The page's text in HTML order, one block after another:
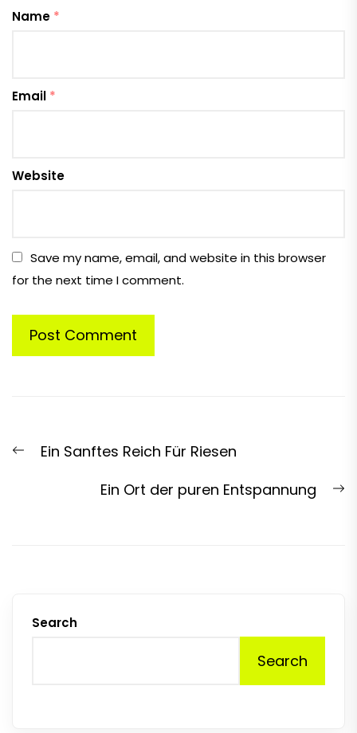
Name *
Email *
Website
Save my name, email, and website in this browser
for the next time I comment.
navigation
PreviousEin Sanftes Reich Für Riesen
Ein Ort der puren Entspannung
Search
Search